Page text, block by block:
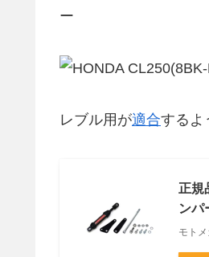
レブル用が適合するよ
正規
ンパ
モト